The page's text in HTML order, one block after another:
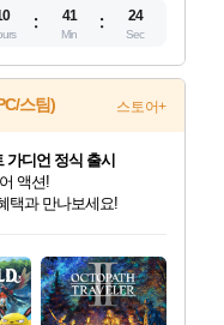
41
Min
22
Sec
스팀) 스토어+
가를 만나보세요!
함께 만나보세요!
적립까지!
혜택까지!
택까지!
와 함께 예약하세요!
택으로 만나보세요!
가디언 정식 출시
액션!
택과 만나보세요!
션으로 만나보세요!
보세요!
시 할인!
판매 중
하세요